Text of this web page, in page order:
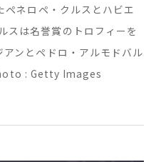
ペネロペ・クルスとハビエ
スは名誉賞のトロフィーを
ンとペドロ・アルモドバル